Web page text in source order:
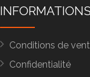
INFORMATIONS
Conditions de
Confidentialité